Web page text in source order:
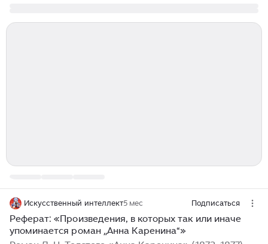
Искусственный интеллект5 мес Подписаться
Реферат: «Произведения, в которых так или иначе
упоминается роман „Анна Каренина“»